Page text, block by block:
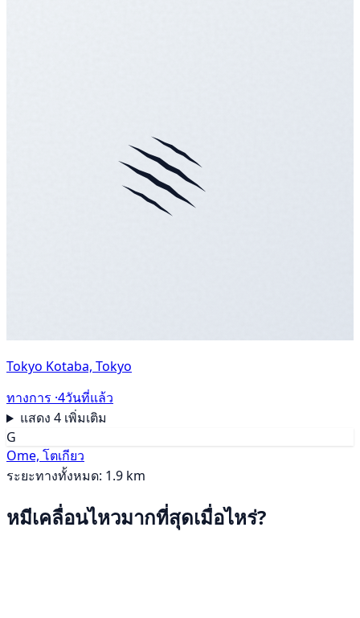
Tokyo Kotaba, Tokyo
ทางการ ·4วันที่แล้ว
แสดง 4 เพิ่มเติม
G
Ome, โตเกียว
ระยะทางทั้งหมด: 1.9 km
หมีเคลื่อนไหวมากที่สุดเมื่อไหร่?